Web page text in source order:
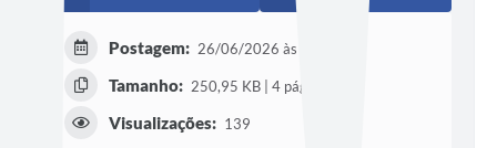
Postagem: 26/06/2026 às 21h00
Tamanho: 250,95 KB | 4 páginas
Visualizações: 139